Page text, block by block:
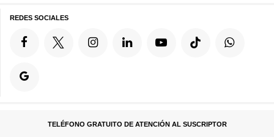
REDES SOCIALES
TELÉFONO GRATUITO DE ATENCIÓN AL SUSCRIPTOR